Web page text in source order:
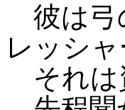
彼は弓
レッシ
それは